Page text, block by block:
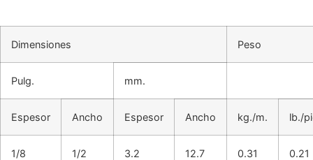
Dimensiones Peso
Pulg. mm.
Espesor Ancho Espesor Ancho kg./m. lb./
1/8 1/2 3.2 12.7 0.31 0.21